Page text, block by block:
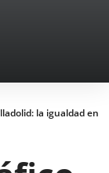
la igualdad en